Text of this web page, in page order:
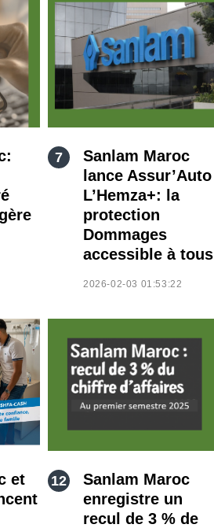
Sanlam Maroc
lance Assur’Auto
L’Hemza+: la
protection
Dommages
accessible à tous
2026-02-03 01:53:22
et
Sanlam Maroc
enregistre un
recul de 3 % de